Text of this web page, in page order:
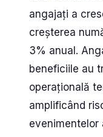
angajați a
creșterea
3% anual.
beneficiile au
operațională
amplificând
evenimentelor